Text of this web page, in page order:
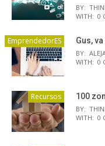
BY:
WITH: 0
EmprendedorES Gus,
BY:
WITH: 0
Recursos 100
BY:
WITH: 0